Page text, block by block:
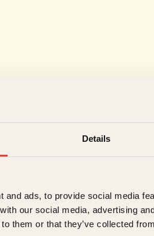
Details
and ads, to provide social media
our social media, advertising
them or that they’ve collected